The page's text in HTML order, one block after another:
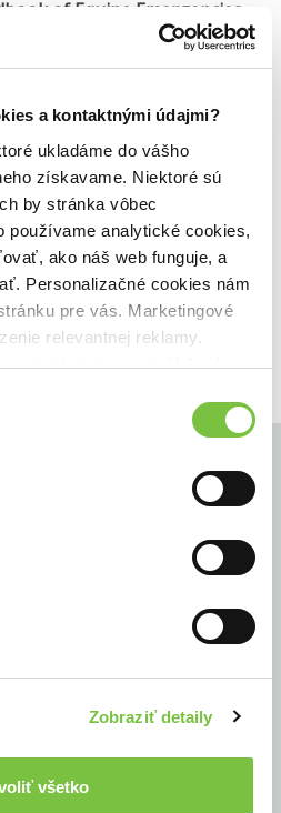
a kontaktnými údajmi?
ukladáme do vášho
získavame. Niektoré sú
by stránka vôbec
používame analytické cookies,
ako náš web funguje, a
Personalizačné cookies nám
pre vás. Marketingové
relevantnej reklamy.
s tretími stranami. Veľmi by
Zobraziť detaily
všetko
of Equine Emergencies
Elsevier Science
easy-to-follow practical guide to
likely to be encountered by
both in the UK and abroad. It is
aimed at new graduates and
Zobraziť viac
Vypredané